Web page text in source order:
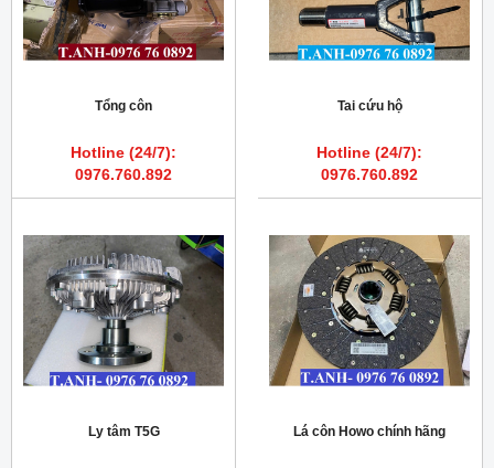
Tổng côn
Hotline (24/7):
0976.760.892
Tai cứu hộ
Hotline (24/7):
0976.760.892
Ly tâm T5G Lá côn Howo chính hãng